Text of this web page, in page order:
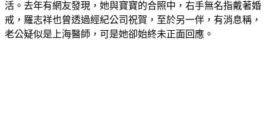
戒，羅志祥也曾透過經紀公司祝賀，至於另一伴，有消息稱，
老公疑似是上海醫師，可是她卻始終未正面回應。